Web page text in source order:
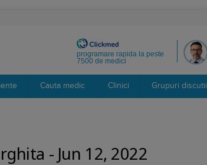
programare rapida la peste
7500 de medici
Cauta medic Clinici Grupuri discutii
- Jun 12, 2022